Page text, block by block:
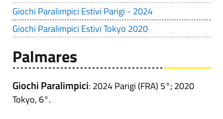
Giochi Paralimpici Estivi Parigi - 2024
Giochi Paralimpici Estivi Tokyo 2020
Palmares
Giochi Paralimpici: 2024 Parigi (FRA) 5°; 2020
Tokyo, 6°.